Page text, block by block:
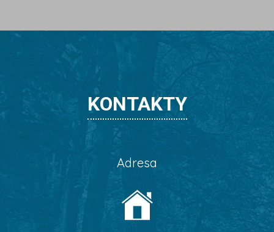
KONTAKTY
Adresa